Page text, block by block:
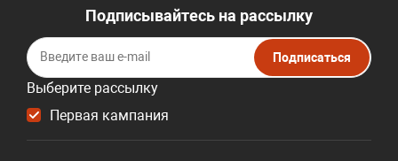
Подписывайтесь на рассылку
Выберите рассылку
Первая кампания
Подписаться